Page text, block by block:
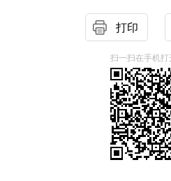
打印
扫一扫在手机打